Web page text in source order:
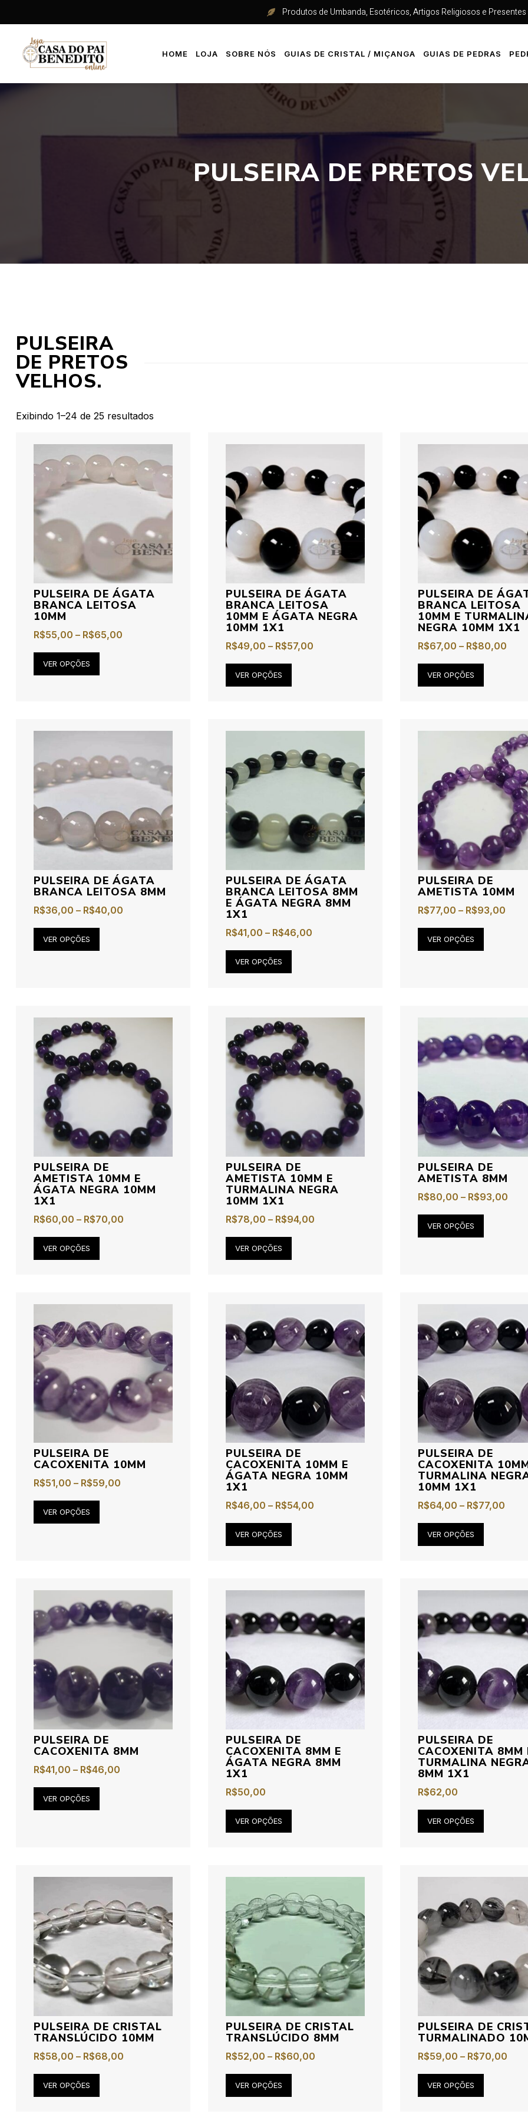
Produtos de Umbanda, Esotéricos, Artigos Religiosos e Presentes
HOME LOJA SOBRE NÓS GUIAS DE CRISTAL / MIÇANGA GUIAS DE PEDRAS
PULSEIRA DE PRETOS
PULSEIRA
DE PRETOS
VELHOS.
Exibindo 1–24 de 25 resultados
PULSEIRA DE ÁGATA
BRANCA LEITOSA
10MM
R$55,00 – R$65,00
VER OPÇÕES
PULSEIRA DE ÁGATA
BRANCA LEITOSA
10MM E ÁGATA NEGRA
10MM 1X1
R$49,00 – R$57,00
VER OPÇÕES
PULSEIRA DE
BRANCA LEITOSA
10MM E
NEGRA 10MM 1X1
R$67,00 – R$80,00
VER OPÇÕES
PULSEIRA DE ÁGATA
BRANCA LEITOSA 8MM
R$36,00 – R$40,00
VER OPÇÕES
PULSEIRA DE ÁGATA
BRANCA LEITOSA 8MM
E ÁGATA NEGRA 8MM
1X1
R$41,00 – R$46,00
VER OPÇÕES
PULSEIRA DE
AMETISTA 10MM
R$77,00 – R$93,00
VER OPÇÕES
PULSEIRA DE
AMETISTA 10MM E
ÁGATA NEGRA 10MM
1X1
R$60,00 – R$70,00
VER OPÇÕES
PULSEIRA DE
AMETISTA 10MM E
TURMALINA NEGRA
10MM 1X1
R$78,00 – R$94,00
VER OPÇÕES
PULSEIRA DE
AMETISTA 8MM
R$80,00 – R$93,00
VER OPÇÕES
PULSEIRA DE
CACOXENITA 10MM
R$51,00 – R$59,00
VER OPÇÕES
PULSEIRA DE
CACOXENITA 10MM E
ÁGATA NEGRA 10MM
1X1
R$46,00 – R$54,00
VER OPÇÕES
PULSEIRA DE
CACOXENITA
TURMALINA
10MM 1X1
R$64,00 – R$77,00
VER OPÇÕES
PULSEIRA DE
CACOXENITA 8MM
R$41,00 – R$46,00
VER OPÇÕES
PULSEIRA DE
CACOXENITA 8MM E
ÁGATA NEGRA 8MM
1X1
R$50,00
VER OPÇÕES
PULSEIRA DE
CACOXENITA 8MM
TURMALINA
8MM 1X1
R$62,00
VER OPÇÕES
PULSEIRA DE CRISTAL
TRANSLÚCIDO 10MM
R$58,00 – R$68,00
VER OPÇÕES
PULSEIRA DE CRISTAL
TRANSLÚCIDO 8MM
R$52,00 – R$60,00
VER OPÇÕES
PULSEIRA DE
TURMALINADO
R$59,00 – R$70,00
VER OPÇÕES